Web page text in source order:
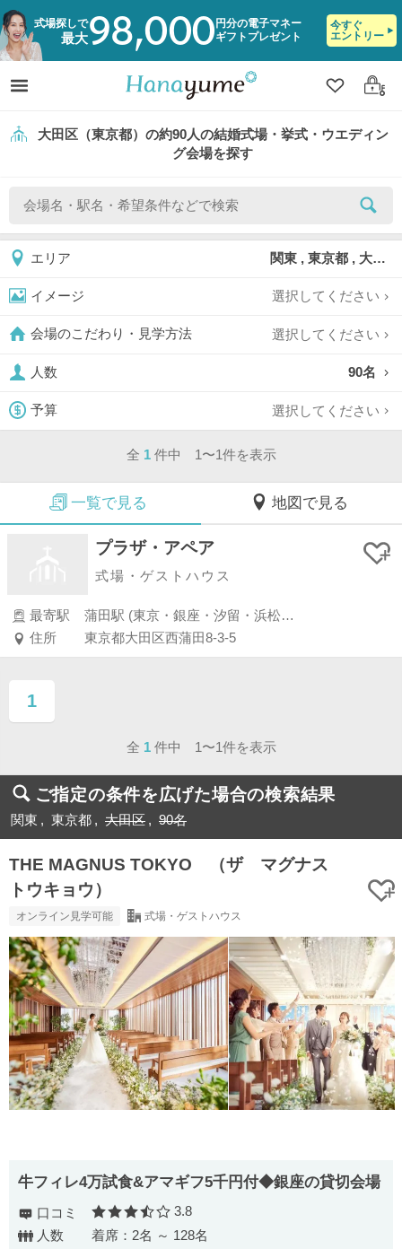
式場探しで
最大98,000 円分の電子マネー
ギフトプレゼント
今すぐ
エントリー
クリップ
ログ
大田区（東京都）の約90人の結婚式場・挙式・ウエディン
グ会場を探す
エリア 関東 , 東京都 , 大田区
イメージ 選択してください
会場のこだわり・見学方法 選択してください
人数 90名
予算 選択してください
全 1 件中 1〜1件を表示
一覧で見る 地図で見る
プラザ・アペア
式場・ゲストハウス
最寄駅
蒲田駅 (東京・銀座・汐留・浜松町・品川・上野・浅草)
住所
東京都大田区西蒲田8-3-5
1
ページ目
全 1 件中 1〜1件を表示
ご指定の条件を広げた場合の検索結果
関東 東京都 大田区 90名
THE MAGNUS TOKYO （ザ マグナス
トウキョウ）
オンライン見学可能 式場・ゲストハウス
牛フィレ4万試食&アマギフ5千円付◆銀座の貸切会場
口コミ 口コミ評価
3.8
人数
着席：2名 ～ 128名